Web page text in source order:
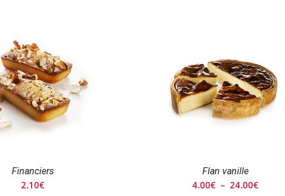
Financiers
2.10€
Flan vanille
4.00€ – 24.00€Plage